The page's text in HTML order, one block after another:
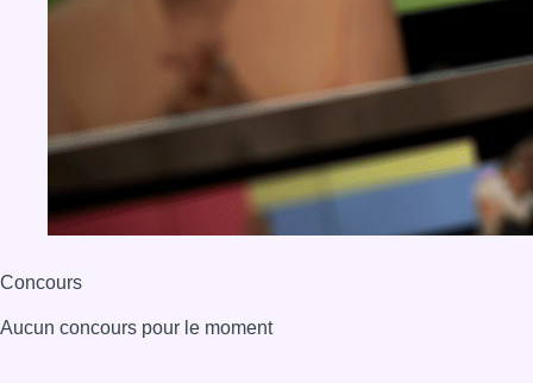
Concours
Aucun concours pour le moment